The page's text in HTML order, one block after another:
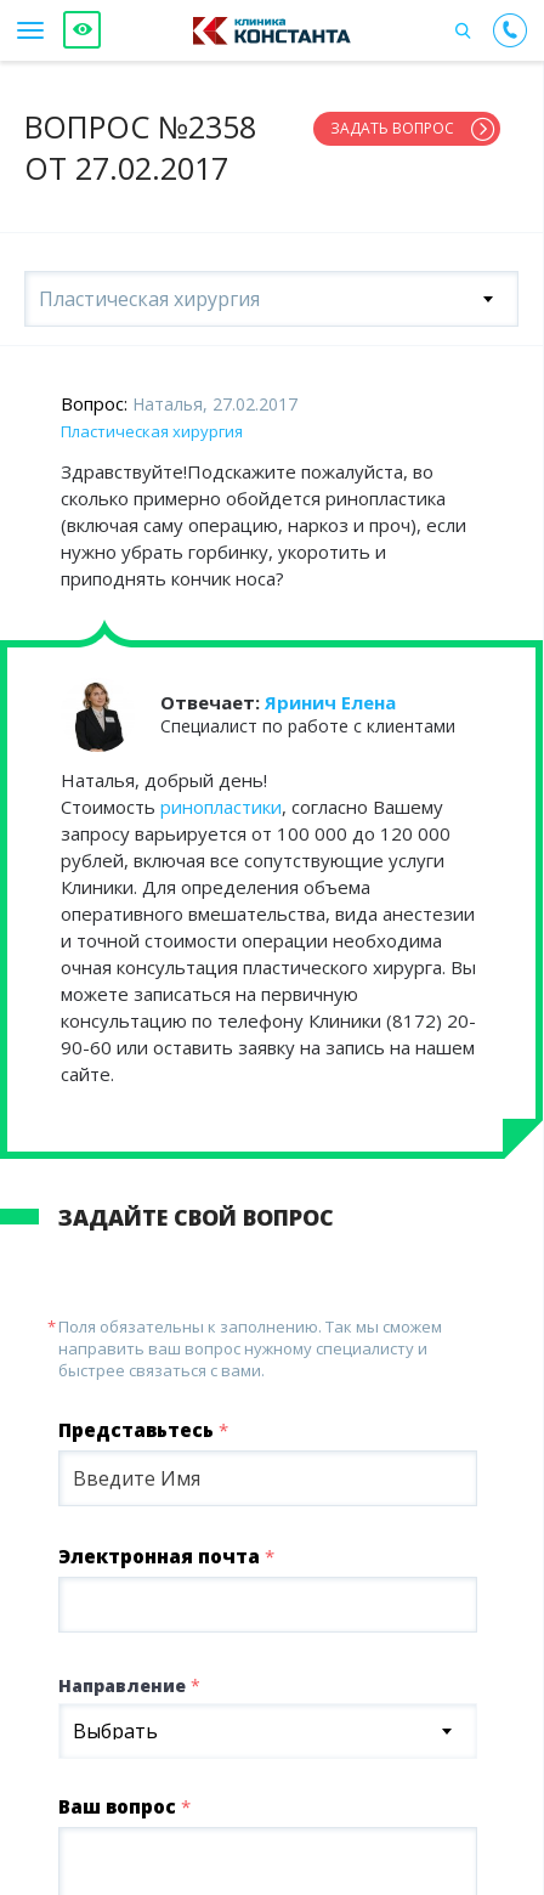
ВОПРОС №2358
ОТ 27.02.2017
ЗАДАТЬ ВОПРОС
Пластическая хирургия
Вопрос: Наталья, 27.02.2017
Пластическая хирургия
Здравствуйте!Подскажите пожалуйста, во
сколько примерно обойдется ринопластика
(включая саму операцию, наркоз и проч), если
нужно убрать горбинку, укоротить и
приподнять кончик носа?
Отвечает: Яринич Елена
Специалист по работе с клиентами
Наталья, добрый день!
Стоимость ринопластики, согласно Вашему
запросу варьируется от 100 000 до 120 000
рублей, включая все сопутствующие услуги
Клиники. Для определения объема
оперативного вмешательства, вида анестезии
и точной стоимости операции необходима
очная консультация пластического хирурга. Вы
можете записаться на первичную
консультацию по телефону Клиники (8172) 20-
90-60 или оставить заявку на запись на нашем
сайте.
ЗАДАЙТЕ СВОЙ ВОПРОС
Поля обязательны к заполнению. Так мы сможем
направить ваш вопрос нужному специалисту и
быстрее связаться с вами.
Представьтесь *
Электронная почта *
Направление *
Выбрать
Ваш вопрос *